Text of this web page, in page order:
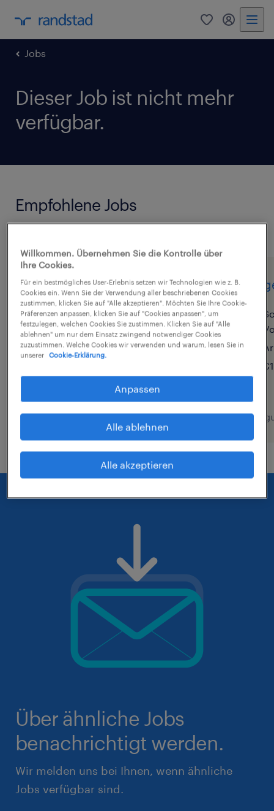
0 Mein
Jobs
Dieser Job ist nicht mehr
verfügbar.
Empfohlene Jobs
Pflegefachkraft
ambulante Pflege
(m/w/d)
Moringen, Niedersachsen
€47.000 - €52.000 pro Jahr
8. August 2026 7.
Über ähnliche Jobs
benachrichtigt werden.
Wir melden uns bei Ihnen, wenn ähnliche
Jobs verfügbar sind.
Willkommen. Übernehmen Sie die Kontrolle über
Ihre Cookies.
Für ein bestmögliches User-Erlebnis setzen wir Technologien wie z. B.
Cookies ein. Wenn Sie der Verwendung aller beschriebenen Cookies
zustimmen, klicken Sie auf "Alle akzeptieren". Möchten Sie Ihre Cookie-
Präferenzen anpassen, klicken Sie auf "Cookies anpassen", um
festzulegen, welchen Cookies Sie zustimmen. Klicken Sie auf "Alle
ablehnen" um nur dem Einsatz zwingend notwendiger Cookies
zuzustimmen. Welche Cookies wir verwenden und warum, lesen Sie in
unserer
Cookie-Erklärung.
Anpassen
Alle ablehnen
Alle akzeptieren